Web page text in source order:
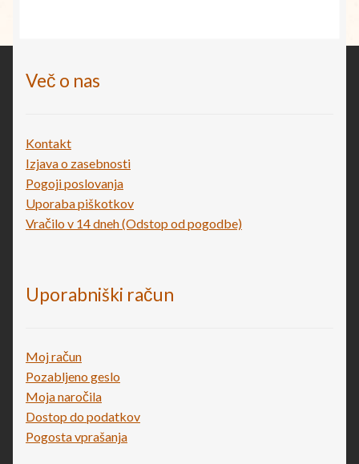
Več o nas
Kontakt
Izjava o zasebnosti
Pogoji poslovanja
Uporaba piškotkov
Vračilo v 14 dneh (Odstop od pogodbe)
Uporabniški račun
Moj račun
Pozabljeno geslo
Moja naročila
Dostop do podatkov
Pogosta vprašanja